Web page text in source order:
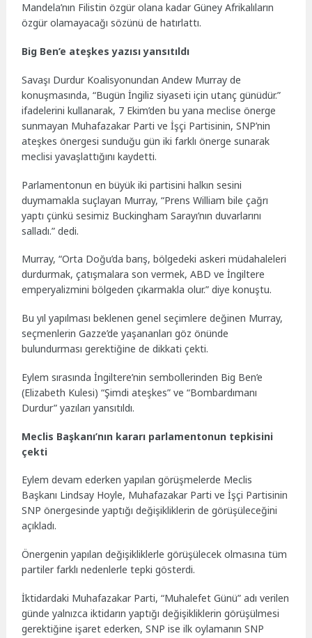
Mandela’nın Filistin özgür olana kadar Güney Afrikalıların
özgür olamayacağı sözünü de hatırlattı.
Big Ben’e ateşkes yazısı yansıtıldı
Savaşı Durdur Koalisyonundan Andew Murray de
konuşmasında, “Bugün İngiliz siyaseti için utanç günüdür.”
ifadelerini kullanarak, 7 Ekim’den bu yana meclise önerge
sunmayan Muhafazakar Parti ve İşçi Partisinin, SNP’nin
ateşkes önergesi sunduğu gün iki farklı önerge sunarak
meclisi yavaşlattığını kaydetti.
Parlamentonun en büyük iki partisini halkın sesini
duymamakla suçlayan Murray, “Prens William bile çağrı
yaptı çünkü sesimiz Buckingham Sarayı’nın duvarlarını
salladı.” dedi.
Murray, “Orta Doğu’da barış, bölgedeki askeri müdahaleleri
durdurmak, çatışmalara son vermek, ABD ve İngiltere
emperyalizmini bölgeden çıkarmakla olur.” diye konuştu.
Bu yıl yapılması beklenen genel seçimlere değinen Murray,
seçmenlerin Gazze’de yaşananları göz önünde
bulundurması gerektiğine de dikkati çekti.
Eylem sırasında İngiltere’nin sembollerinden Big Ben’e
(Elizabeth Kulesi) “Şimdi ateşkes” ve “Bombardımanı
Durdur” yazıları yansıtıldı.
Meclis Başkanı’nın kararı parlamentonun tepkisini
çekti
Eylem devam ederken yapılan görüşmelerde Meclis
Başkanı Lindsay Hoyle, Muhafazakar Parti ve İşçi Partisinin
SNP önergesinde yaptığı değişikliklerin de görüşüleceğini
açıkladı.
Önergenin yapılan değişikliklerle görüşülecek olmasına tüm
partiler farklı nedenlerle tepki gösterdi.
İktidardaki Muhafazakar Parti, “Muhalefet Günü” adı verilen
günde yalnızca iktidarın yaptığı değişikliklerin görüşülmesi
gerektiğine işaret ederken, SNP ise ilk oylamanın SNP